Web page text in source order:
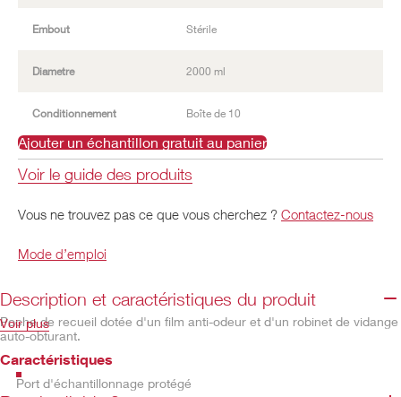
Embout Stérile
Diametre 2000 ml
Conditionnement Boîte de 10
Ajouter un échantillon gratuit au panier
Voir le guide des produits
Vous ne trouvez pas ce que vous cherchez ? Contactez-nous
Mode d’emploi
Description et caractéristiques du produit
Poche de recueil dotée d'un film anti-odeur et d'un robinet de vidange
auto-obturant.
Caractéristiques
Port d'échantillonnage protégé
Voir plus